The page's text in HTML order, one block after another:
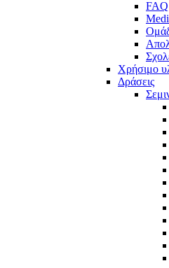
FAQ
Χρήσιμο
Δράσεις